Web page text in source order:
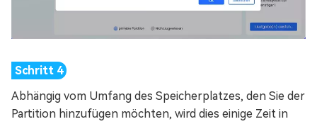
Abhängig vom Umfang des Speicherplatzes, den Sie der
Partition hinzufügen möchten, wird dies einige Zeit in